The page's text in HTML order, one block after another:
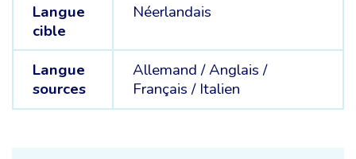
Langue
cible
Néerlandais
Langue
sources
Allemand /Anglais /
Français / Italien